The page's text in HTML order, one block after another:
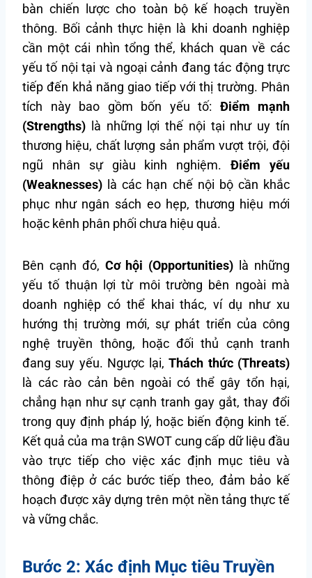
bàn chiến lược cho toàn bộ kế hoạch truyền
thông. Bối cảnh thực hiện là khi doanh nghiệp
cần một cái nhìn tổng thể, khách quan về các
yếu tố nội tại và ngoại cảnh đang tác động trực
tiếp đến khả năng giao tiếp với thị trường. Phân
tích này bao gồm bốn yếu tố: Điểm mạnh
(Strengths) là những lợi thế nội tại như uy tín
thương hiệu, chất lượng sản phẩm vượt trội, đội
ngũ nhân sự giàu kinh nghiệm.Điểm yếu
(Weaknesses) là các hạn chế nội bộ cần khắc
phục như ngân sách eo hẹp, thương hiệu mới
hoặc kênh phân phối chưa hiệu quả.
Bên cạnh đó, Cơ hội (Opportunities) là những
yếu tố thuận lợi từ môi trường bên ngoài mà
doanh nghiệp có thể khai thác, ví dụ như xu
hướng thị trường mới, sự phát triển của công
nghệ truyền thông, hoặc đối thủ cạnh tranh
đang suy yếu. Ngược lại,Thách thức (Threats)
là các rào cản bên ngoài có thể gây tổn hại,
chẳng hạn như sự cạnh tranh gay gắt, thay đổi
trong quy định pháp lý, hoặc biến động kinh tế.
Kết quả của ma trận SWOT cung cấp dữ liệu đầu
vào trực tiếp cho việc xác định mục tiêu và
thông điệp ở các bước tiếp theo, đảm bảo kế
hoạch được xây dựng trên một nền tảng thực tế
và vững chắc.
Bước 2: Xác định Mục tiêu Truyền